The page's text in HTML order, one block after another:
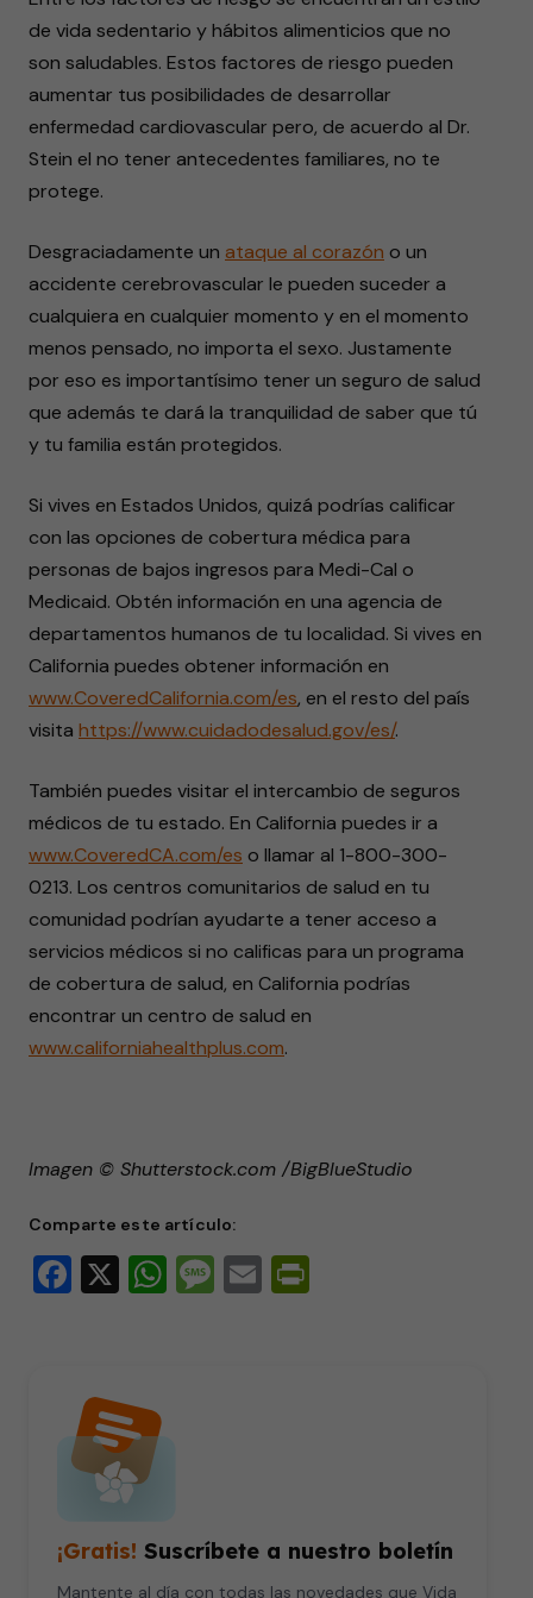
de vida sedentario y hábitos alimenticios que no
son saludables. Estos factores de riesgo pueden
aumentar tus posibilidades de desarrollar
enfermedad cardiovascular pero, de acuerdo al Dr.
Stein el no tener antecedentes familiares, no te
protege.
Desgraciadamente un ataque al corazón o un
accidente cerebrovascular le pueden suceder a
cualquiera en cualquier momento y en el momento
menos pensado, no importa el sexo. Justamente
por eso es importantísimo tener un seguro de salud
que además te dará la tranquilidad de saber que tú
y tu familia están protegidos.
Si vives en Estados Unidos, quizá podrías calificar
con las opciones de cobertura médica para
personas de bajos ingresos para Medi-Cal o
Medicaid. Obtén información en una agencia de
departamentos humanos de tu localidad. Si vives en
California puedes obtener información en
www.CoveredCalifornia.com/es, en el resto del país
visita https://www.cuidadodesalud.gov/es/.
También puedes visitar el intercambio de seguros
médicos de tu estado. En California puedes ir a
www.CoveredCA.com/es o llamar al 1-800-300-
0213. Los centros comunitarios de salud en tu
comunidad podrían ayudarte a tener acceso a
servicios médicos si no calificas para un programa
de cobertura de salud, en California podrías
encontrar un centro de salud en
www.californiahealthplus.com.
Imagen © Shutterstock.com /BigBlueStudio
Comparte este artículo:
Facebook
X WhatsApp
Message
Email
¡Gratis! Suscríbete a nuestro boletín
Mantente al día con todas las novedades que Vida